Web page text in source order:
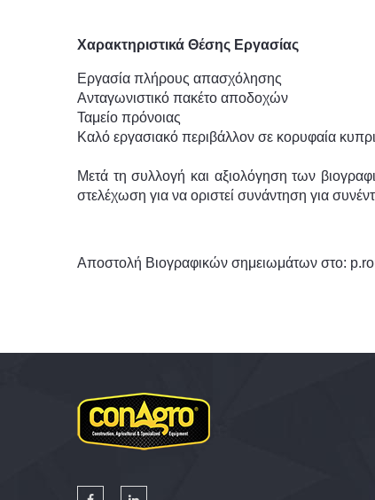
Χαρακτηριστικά Θέσης Εργασίας
Εργασία πλήρους απασχόλησης
Ανταγωνιστικό πακέτο αποδοχών
Ταμείο πρόνοιας
Καλό εργασιακό περιβάλλον σε κορυφαία
Μετά τη συλλογή και αξιολόγηση των
στελέχωση για να οριστεί συνάντηση για
Αποστολή Βιογραφικών σημειωμάτων στο: